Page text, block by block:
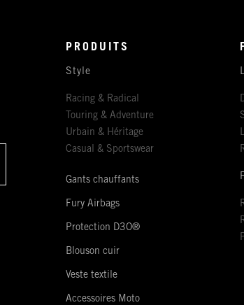
PRODUITS
Style
Racing & Radical
Touring & Adventure
Urbain & Héritage
Casual & Sportswear
Gants chauffants
Fury Airbags
Protection D3O®
Blouson cuir
Veste textile
Accessoires Moto